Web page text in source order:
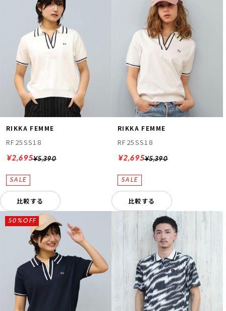
RIKKA FEMME
RF25SS18
¥5,390
¥2,695
比較する
RIKKA FEMME
RF25SS18
¥5,390
¥2,695
比較する
50%OFF